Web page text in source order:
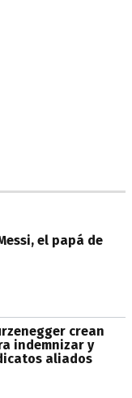
el papá de
crean
indemnizar y
aliados